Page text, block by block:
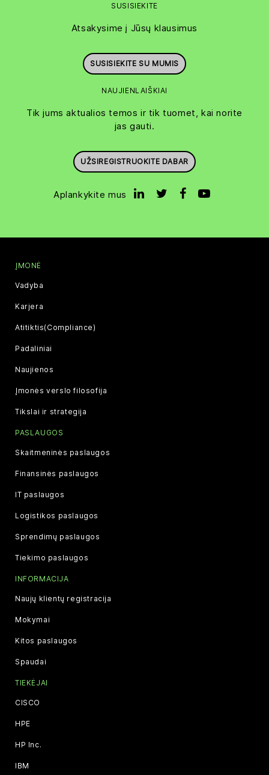
SUSISIEKITE
Atsakysime į Jūsų klausimus
SUSISIEKITE SU MUMIS
NAUJIENLAIŠKIAI
Tik jums aktualios temos ir tik tuomet, kai norite
jas gauti.
UŽSIREGISTRUOKITE DABAR
Aplankykite mus
ĮMONĖ
Vadyba
Karjera
Atitiktis(Compliance)
Padaliniai
Naujienos
Įmonės verslo filosofija
Tikslai ir strategija
PASLAUGOS
Skaitmeninės paslaugos
Finansinės paslaugos
IT paslaugos
Logistikos paslaugos
Sprendimų paslaugos
Tiekimo paslaugos
INFORMACIJA
Naujų klientų registracija
Mokymai
Kitos paslaugos
Spaudai
TIEKĖJAI
CISCO
HPE
HP Inc.
IBM